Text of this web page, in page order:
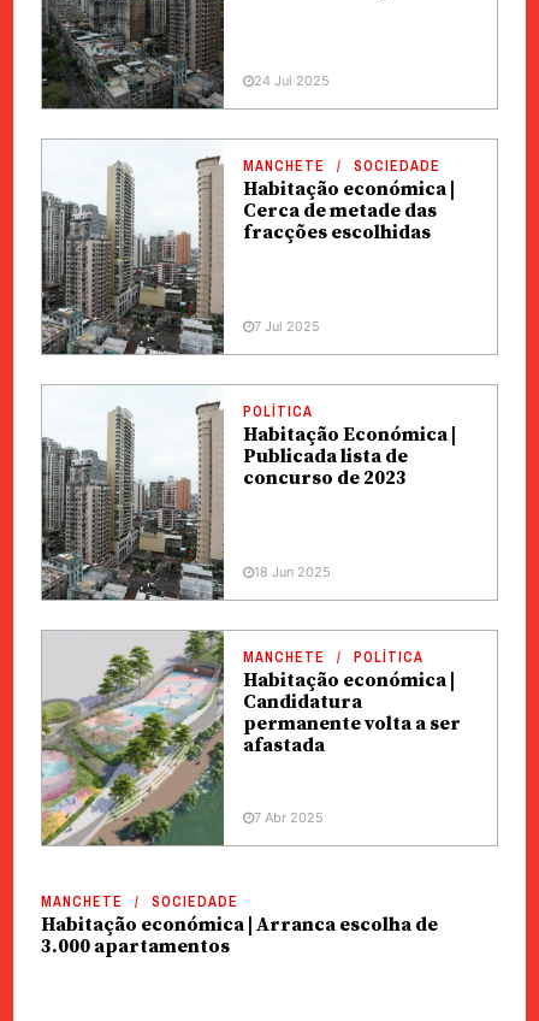
24 Jul 2025
MANCHETE SOCIEDADE
Habitação económica |
Cerca de metade das
fracções escolhidas
7 Jul 2025
POLÍTICA
Habitação Económica |
Publicada lista de
concurso de 2023
18 Jun 2025
MANCHETE POLÍTICA
Habitação económica |
Candidatura
permanente volta a ser
afastada
7 Abr 2025
MANCHETE SOCIEDADE
Habitação económica | Arranca escolha de
3.000 apartamentos